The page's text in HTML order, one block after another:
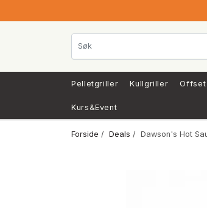
Pelletgriller Kullgriller Offset
Kurs&Event
Forside / Deals / Dawson's Hot